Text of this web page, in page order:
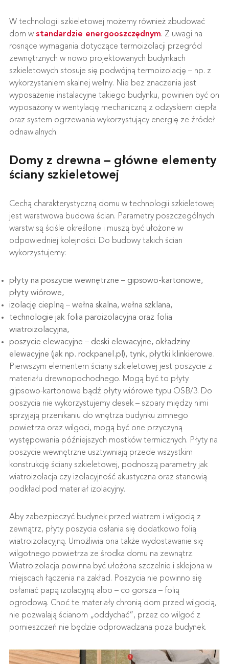
W technologii szkieletowej możemy również zbudować
dom w standardzie energooszczędnym. Z uwagi na
rosnące wymagania dotyczące termoizolacji przegród
zewnętrznych w nowo projektowanych budynkach
szkieletowych stosuje się podwójną termoizolację – np. z
wykorzystaniem skalnej wełny. Nie bez znaczenia jest
wyposażenie instalacyjne takiego budynku, powinien być on
wyposażony w wentylację mechaniczną z odzyskiem ciepła
oraz system ogrzewania wykorzystujący energię ze źródeł
odnawialnych.
Domy z drewna – główne elementy
ściany szkieletowej
Cechą charakterystyczną domu w technologii szkieletowej
jest warstwowa budowa ścian. Parametry poszczególnych
warstw są ściśle określone i muszą być ułożone w
odpowiedniej kolejności. Do budowy takich ścian
wykorzystujemy:
płyty na poszycie wewnętrzne – gipsowo-kartonowe,
płyty wiórowe,
izolację cieplną – wełna skalna, wełna szklana,
technologie jak folia paroizolacyjna oraz folia
wiatroizolacyjna,
poszycie elewacyjne – deski elewacyjne, okładziny
elewacyjne (jak np. rockpanel.pl), tynk, płytki klinkierowe.
Pierwszym elementem ściany szkieletowej jest poszycie z
materiału drewnopochodnego. Mogą być to płyty
gipsowo-kartonowe bądź płyty wiórowe typu OSB/3. Do
poszycia nie wykorzystujemy desek – szpary między nimi
sprzyjają przenikaniu do wnętrza budynku zimnego
powietrza oraz wilgoci, mogą być one przyczyną
występowania późniejszych mostków termicznych. Płyty na
poszycie wewnętrzne usztywniają przede wszystkim
konstrukcję ściany szkieletowej, podnoszą parametry jak
wiatroizolacja czy izolacyjność akustyczna oraz stanowią
podkład pod materiał izolacyjny.
Aby zabezpieczyć budynek przed wiatrem i wilgocią z
zewnątrz, płyty poszycia osłania się dodatkowo folią
wiatroizolacyjną. Umożliwia ona także wydostawanie się
wilgotnego powietrza ze środka domu na zewnątrz.
Wiatroizolacja powinna być ułożona szczelnie i sklejona w
miejscach łączenia na zakład. Poszycia nie powinno się
osłaniać papą izolacyjną albo – co gorsza – folią
ogrodową. Choć te materiały chronią dom przed wilgocią,
nie pozwalają ścianom „oddychać”, przez co wilgoć z
pomieszczeń nie będzie odprowadzana poza budynek.